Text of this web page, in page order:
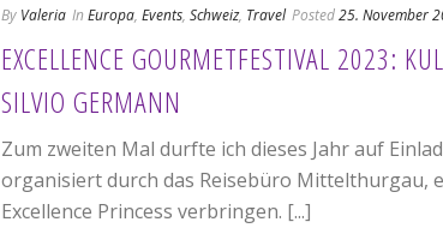
By Valeria In Europa, Events, Schweiz, Travel Posted25. November
EXCELLENCE GOURMETFESTIVAL 2023:
SILVIO GERMANN
Zum zweiten Mal durfte ich dieses Jahr auf
organisiert durch das Reisebüro Mittelthurgau,
Excellence Princess verbringen. [...]